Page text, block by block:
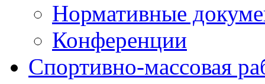
Нормативные
Конференции
Спортивно-массовая